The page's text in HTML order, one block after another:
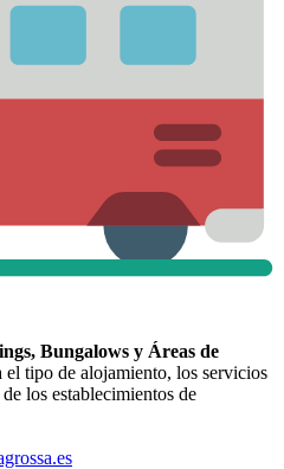
Bungalows y Áreas de
tipo de alojamiento, los servicios
los establecimientos de